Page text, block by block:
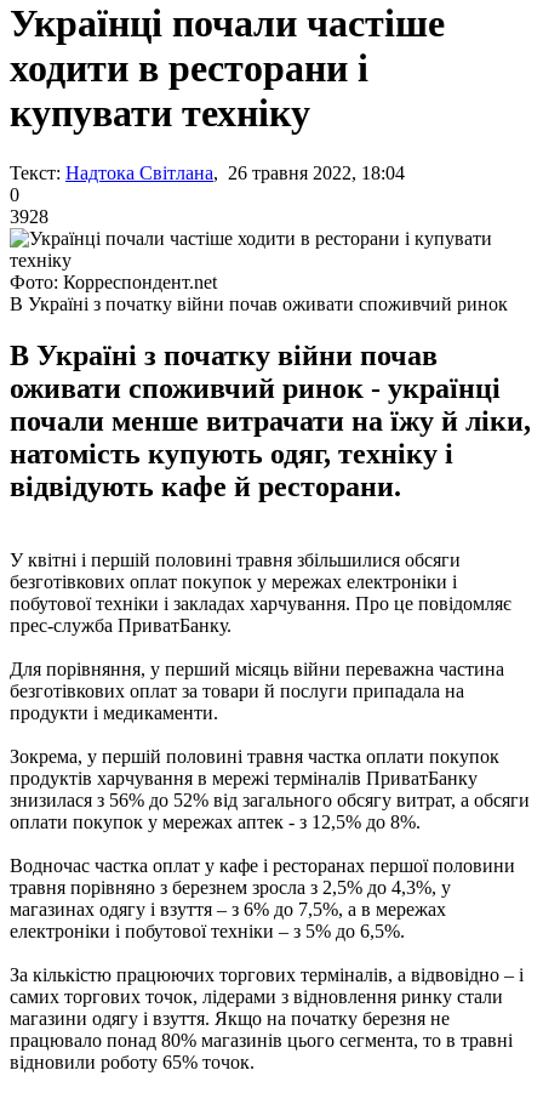
Українці почали частіше
ходити в ресторани і
купувати техніку
Текст: Надтока Світлана, 26 травня 2022, 18:04
0
3928
Фото: Корреспондент.net
В Україні з початку війни почав оживати споживчий ринок
В Україні з початку війни почав
оживати споживчий ринок - українці
почали менше витрачати на їжу й ліки,
натомість купують одяг, техніку і
відвідують кафе й ресторани.
У квітні і першій половині травня збільшилися обсяги
безготівкових оплат покупок у мережах електроніки і
побутової техніки і закладах харчування. Про це повідомляє
прес-служба ПриватБанку.
Для порівняння, у перший місяць війни переважна частина
безготівкових оплат за товари й послуги припадала на
продукти і медикаменти.
Зокрема, у першій половині травня частка оплати покупок
продуктів харчування в мережі терміналів ПриватБанку
знизилася з 56% до 52% від загального обсягу витрат, а обсяги
оплати покупок у мережах аптек - з 12,5% до 8%.
Водночас частка оплат у кафе і ресторанах першої половини
травня порівняно з березнем зросла з 2,5% до 4,3%, у
магазинах одягу і взуття – з 6% до 7,5%, а в мережах
електроніки і побутової техніки – з 5% до 6,5%.
За кількістю працюючих торгових терміналів, а відвовідно – і
самих торгових точок, лідерами з відновлення ринку стали
магазини одягу і взуття. Якщо на початку березня не
працювало понад 80% магазинів цього сегмента, то в травні
відновили роботу 65% точок.